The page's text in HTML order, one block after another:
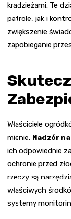
kradzieżami. Te
patrole, jak i
zwiększenie
zapobieganie
Właściciele
mienie. Nadzór
ich odpowiednie
ochronie przed
rzeczy są
właściwych
systemy